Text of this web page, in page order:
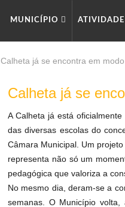
MUNICÍPIO
Calheta já se encontra em
Calheta já se
A Calheta já está
das diversas escolas do
Câmara Municipal. Um
representa não só um
pedagógica que valoriza a
No mesmo dia, deram-se a
semanas. O Município